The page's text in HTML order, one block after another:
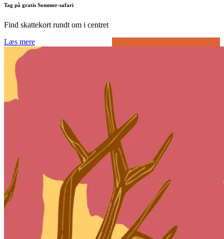
Tag på gratis Sommer-safari
Find skattekort rundt om i centret
Læs mere